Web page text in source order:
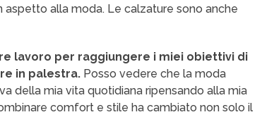
alla moda. Le calzature sono anche
lavoro per raggiungere i miei obiettivi di
in palestra. Posso vedere che la moda
della mia vita quotidiana ripensando alla mia
comfort e stile ha cambiato non solo il